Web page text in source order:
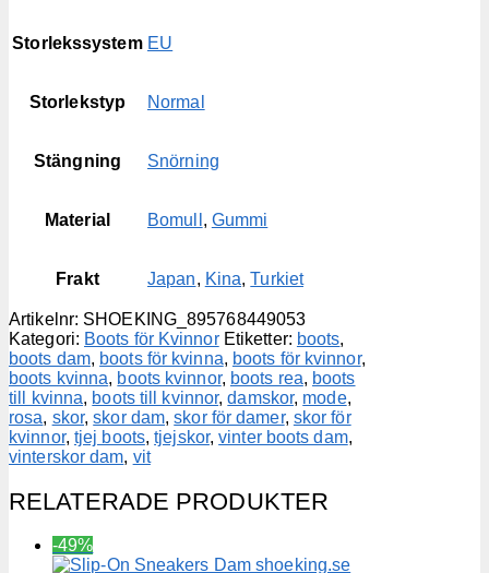
Storlekssystem EU
Storlekstyp Normal
Stängning Snörning
Material Bomull , Gummi
Frakt Japan, Kina,Turkiet
Artikelnr: SHOEKING_895768449053
Kategori: Boots för Kvinnor Etiketter: boots,
boots dam, boots för kvinna, boots för kvinnor,
boots kvinna, boots kvinnor, boots rea, boots
till kvinna, boots till kvinnor,damskor, mode,
rosa, skor,skor dam,skor för damer, skor för
kvinnor, tjej boots,tjejskor,vinter boots dam,
vinterskor dam, vit
RELATERADE PRODUKTER
-49%